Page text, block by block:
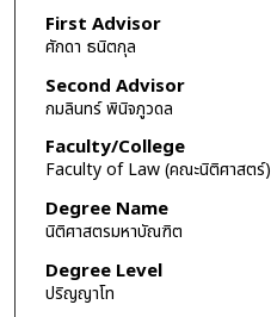
First Advisor
ศักดา ธนิตกุล
Second Advisor
กมลินทร์ พินิจภูวดล
Faculty/College
Faculty of Law (คณะนิติศาสตร์)
Degree Name
นิติศาสตรมหาบัณฑิต
Degree Level
ปริญญาโท